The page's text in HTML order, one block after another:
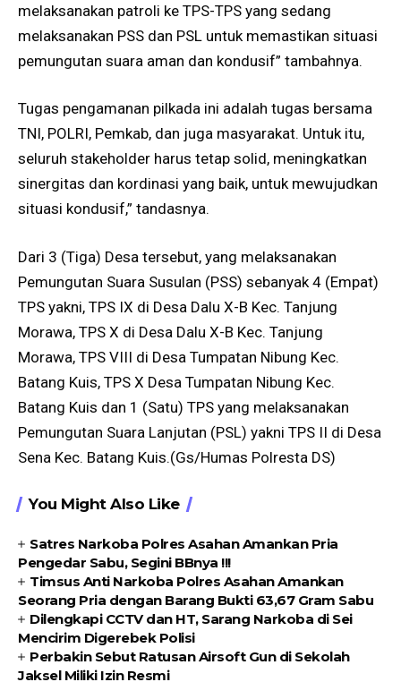
melaksanakan patroli ke TPS-TPS yang sedang
melaksanakan PSS dan PSL untuk memastikan situasi
pemungutan suara aman dan kondusif” tambahnya.
Tugas pengamanan pilkada ini adalah tugas bersama
TNI, POLRI, Pemkab, dan juga masyarakat. Untuk itu,
seluruh stakeholder harus tetap solid, meningkatkan
sinergitas dan kordinasi yang baik, untuk mewujudkan
situasi kondusif,” tandasnya.
Dari 3 (Tiga) Desa tersebut, yang melaksanakan
Pemungutan Suara Susulan (PSS) sebanyak 4 (Empat)
TPS yakni, TPS IX di Desa Dalu X-B Kec. Tanjung
Morawa, TPS X di Desa Dalu X-B Kec. Tanjung
Morawa, TPS VIII di Desa Tumpatan Nibung Kec.
Batang Kuis, TPS X Desa Tumpatan Nibung Kec.
Batang Kuis dan 1 (Satu) TPS yang melaksanakan
Pemungutan Suara Lanjutan (PSL) yakni TPS II di Desa
Sena Kec. Batang Kuis.(Gs/Humas Polresta DS)
You Might Also Like
Satres Narkoba Polres Asahan Amankan Pria
Pengedar Sabu, Segini BBnya !!!
Timsus Anti Narkoba Polres Asahan Amankan
Seorang Pria dengan Barang Bukti 63,67 Gram Sabu
Dilengkapi CCTV dan HT, Sarang Narkoba di Sei
Mencirim Digerebek Polisi
Perbakin Sebut Ratusan Airsoft Gun di Sekolah
Jaksel Miliki Izin Resmi